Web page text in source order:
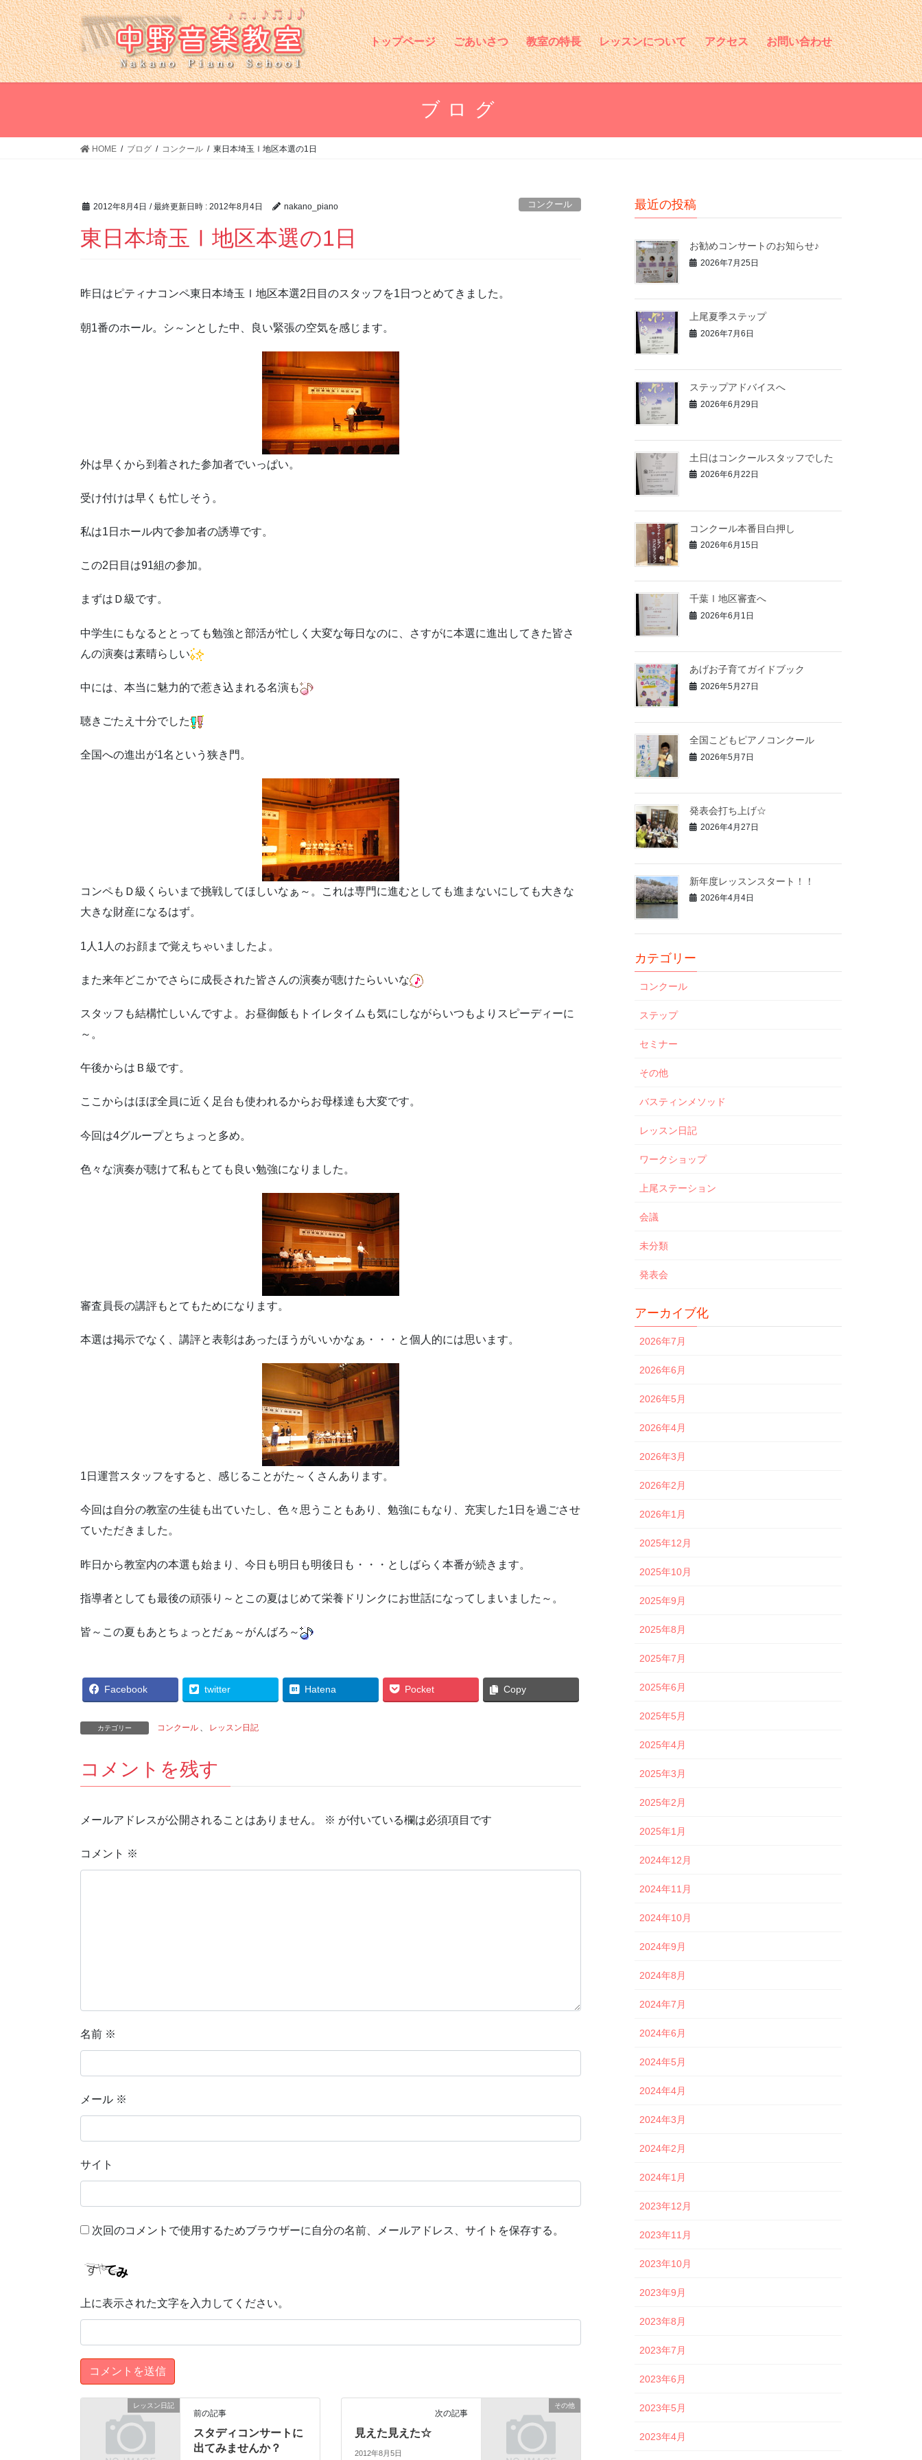
コ
ン
テ
ン
ツ
ッ
ナ
ビ
ゲ
ー
シ
移
トップページ ごあいさつ 教室の特長 レッスンについて アクセス お問い合わせ
ブログ
HOME ブログ コンクール 東日本埼玉Ⅰ地区本選の1日
2012年8月4日 / 最終更新日時 : 2012年8月4日 nakano_piano コンクール
東日本埼玉Ⅰ地区本選の1日
昨日はピティナコンペ東日本埼玉Ⅰ地区本選2日目のスタッフを1日つとめてきました。
朝1番のホール。シ～ンとした中、良い緊張の空気を感じます。
外は早くから到着された参加者でいっぱい。
受け付けは早くも忙しそう。
私は1日ホール内で参加者の誘導です。
この2日目は91組の参加。
まずはＤ級です。
中学生にもなるととっても勉強と部活が忙しく大変な毎日なのに、さすがに本選に進出してきた皆さ
んの演奏は素晴らしい
中には、本当に魅力的で惹き込まれる名演も
聴きごたえ十分でした
全国への進出が1名という狭き門。
コンペもＤ級くらいまで挑戦してほしいなぁ～。これは専門に進むとしても進まないにしても大きな
大きな財産になるはず。
1人1人のお顔まで覚えちゃいましたよ。
また来年どこかでさらに成長された皆さんの演奏が聴けたらいいな
スタッフも結構忙しいんですよ。お昼御飯もトイレタイムも気にしながらいつもよりスピーディーに
～。
午後からはＢ級です。
ここからはほぼ全員に近く足台も使われるからお母様達も大変です。
今回は4グループとちょっと多め。
色々な演奏が聴けて私もとても良い勉強になりました。
審査員長の講評もとてもためになります。
本選は掲示でなく、講評と表彰はあったほうがいいかなぁ・・・と個人的には思います。
1日運営スタッフをすると、感じることがた～くさんあります。
今回は自分の教室の生徒も出ていたし、色々思うこともあり、勉強にもなり、充実した1日を過ごさせ
ていただきました。
昨日から教室内の本選も始まり、今日も明日も明後日も・・・としばらく本番が続きます。
指導者としても最後の頑張り～とこの夏はじめて栄養ドリンクにお世話になってしまいました～。
皆～この夏もあとちょっとだぁ～がんばろ～
Facebook twitter Hatena Pocket Copy
カテゴリー コンクール 、 レッスン日記
コメントを残す
メールアドレスが公開されることはありません。 ※ が付いている欄は必須項目です
コメント ※
名前 ※
メール ※
サイト
次回のコメントで使用するためブラウザーに自分の名前、メールアドレス、サイトを保存する。
上に表示された文字を入力してください。
レッスン日記
前の記事
スタディコンサートに
出てみませんか？
その他
次の記事
見えた見えた☆
2012年8月5日
最近の投稿
お勧めコンサートのお知らせ♪
2026年7月25日
上尾夏季ステップ
2026年7月6日
ステップアドバイスへ
2026年6月29日
土日はコンクールスタッフでした
2026年6月22日
コンクール本番目白押し
2026年6月15日
千葉Ⅰ地区審査へ
2026年6月1日
あげお子育てガイドブック
2026年5月27日
全国こどもピアノコンクール
2026年5月7日
発表会打ち上げ☆
2026年4月27日
新年度レッスンスタート！！
2026年4月4日
カテゴリー
コンクール
ステップ
セミナー
その他
バスティンメソッド
レッスン日記
ワークショップ
上尾ステーション
会議
未分類
発表会
アーカイブ化
2026年7月
2026年6月
2026年5月
2026年4月
2026年3月
2026年2月
2026年1月
2025年12月
2025年10月
2025年9月
2025年8月
2025年7月
2025年6月
2025年5月
2025年4月
2025年3月
2025年2月
2025年1月
2024年12月
2024年11月
2024年10月
2024年9月
2024年8月
2024年7月
2024年6月
2024年5月
2024年4月
2024年3月
2024年2月
2024年1月
2023年12月
2023年11月
2023年10月
2023年9月
2023年8月
2023年7月
2023年6月
2023年5月
2023年4月